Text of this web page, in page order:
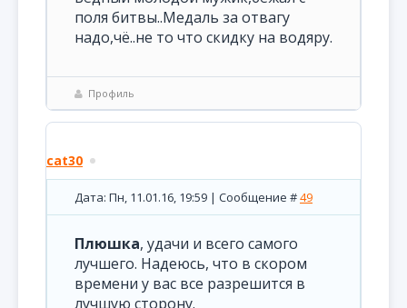
поля битвы..Медаль за отвагу
надо,чё..не то что скидку на водяру.
Профиль
cat30
Дата: Пн, 11.01.16, 19:59 | Сообщение #49
Плюшка, удачи и всего самого
лучшего. Надеюсь, что в скором
времени у вас все разрешится в
лучшую сторону.